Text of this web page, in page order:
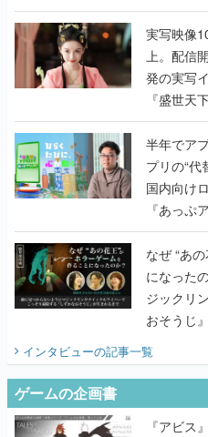
『
んだレジ
実写映像
上。配信
発の実写
『盛世天
うこだわ
半年でアプ
プリの“代
国内向け
『あっぷ
てみた
なぜ “あ
になったのか？ 敵に見つか
ジックリ
おそうじ
インタビューの記事一覧
ゲームの企画書
『アビス